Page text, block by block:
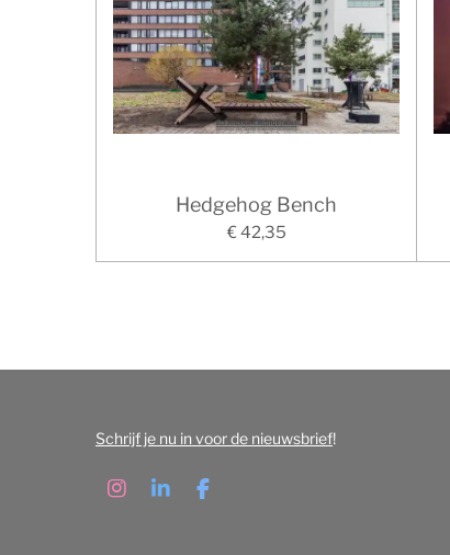
Hedgehog Bench
€ 42,35
Schrijf je nu in voor de nieuwsbrief!
I
L
F